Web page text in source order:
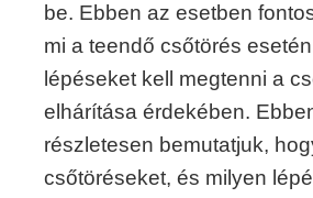
be. Ebben az esetben
mi a teendő csőtörés
lépéseket kell megtenni a
elhárítása érdekében.
részletesen bemutatjuk,
csőtöréseket, és milyen